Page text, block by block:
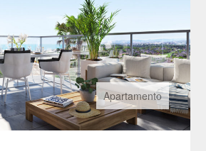
Apartamento